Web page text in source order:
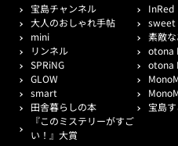
宝島チャンネル
InRed
大人のおしゃれ手帖
sweet
mini
素敵
リンネル
otona
SPRiNG
otona
GLOW
smart
田舎暮らしの本
宝島
『このミステリーがすご
い！』大賞